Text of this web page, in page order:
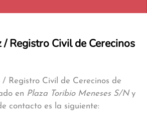
/ Registro Civil de Cerecinos
/ Registro Civil de Cerecinos de
en Plaza Toribio Meneses S/Ny
contacto es la siguiente: